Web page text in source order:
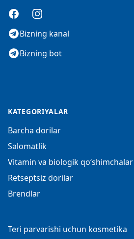
FacebookInstagram
Bizning kanal
Bizning bot
KATEGORIYALAR
Barcha dorilar
Salomatlik
Vitamin va biologik qo‘shimchalar
Retseptsiz dorilar
Brendlar
Teri parvarishi uchun kosmetika